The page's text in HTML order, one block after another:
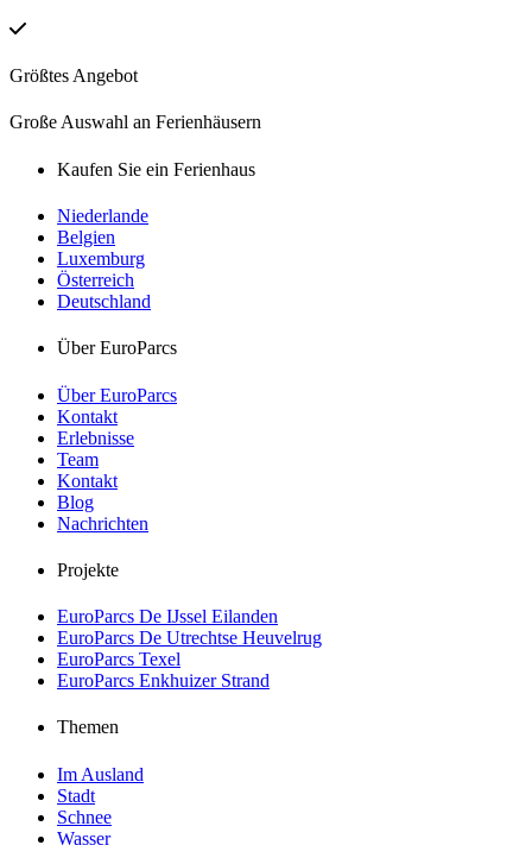
Größtes Angebot
Große Auswahl an Ferienhäusern
Kaufen Sie ein Ferienhaus
Niederlande
Belgien
Luxemburg
Österreich
Deutschland
Über EuroParcs
Über EuroParcs
Kontakt
Erlebnisse
Team
Kontakt
Blog
Nachrichten
Projekte
EuroParcs De IJssel Eilanden
EuroParcs De Utrechtse Heuvelrug
EuroParcs Texel
EuroParcs Enkhuizer Strand
Themen
Im Ausland
Stadt
Schnee
Wasser